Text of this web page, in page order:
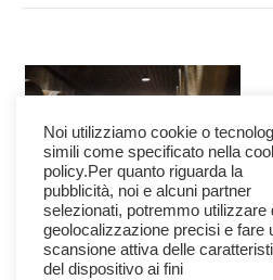
Noi utilizziamo cookie o
simili come specificato nella
policy.Per quanto riguarda la
pubblicità, noi e alcuni partner
selezionati, potremmo utilizzare
geolocalizzazione precisi e fare
scansione attiva delle
del dispositivo ai fini